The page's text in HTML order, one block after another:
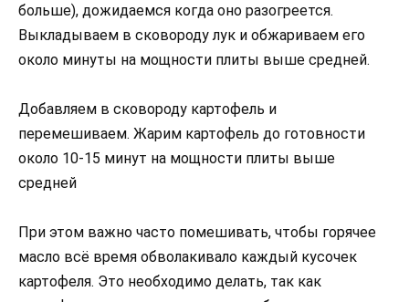
больше), дожидаемся когда оно разогреется.
Выкладываем в сковороду лук и обжариваем его
около минуты на мощности плиты выше средней.
Добавляем в сковороду картофель и
перемешиваем. Жарим картофель до готовности
около 10-15 минут на мощности плиты выше
средней
При этом важно часто помешивать, чтобы горячее
масло всё время обволакивало каждый кусочек
картофеля. Это необходимо делать, так как